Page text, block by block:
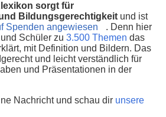
sorgt für
Bildungsgerechtigkeit und ist
Spenden angewiesen
. Denn hier
Schüler zu 3.500 Themen das
mit Definition und Bildern. Das
und leicht verständlich für
und Präsentationen in der
Nachricht und schau dir unsere